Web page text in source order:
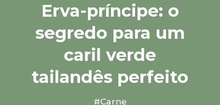
Erva-príncipe: o
segredo para um
caril verde
tailandês perfeito
#Carne